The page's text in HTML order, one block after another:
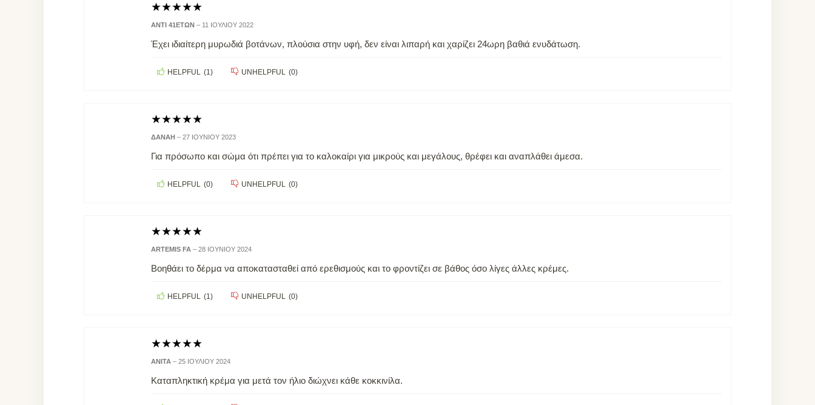
★★★★★
ANTI 41ΕΤΏΝ – 11 ΙΟΥΛΊΟΥ 2022
Έχει ιδιαίτερη μυρωδιά βοτάνων, πλούσια στην υφή, δεν είναι λιπαρή και χαρίζει 24ωρη βαθιά ενυδάτωση.
HELPFUL (1) UNHELPFUL (0)
★★★★★
ΔΑΝΆΗ – 27 ΙΟΥΝΊΟΥ 2023
Για πρόσωπο και σώμα ότι πρέπει για το καλοκαίρι για μικρούς και μεγάλους, θρέφει και αναπλάθει άμεσα.
HELPFUL (0) UNHELPFUL (0)
★★★★★
ARTEMIS FA – 28 ΙΟΥΝΊΟΥ 2024
Βοηθάει το δέρμα να αποκατασταθεί από ερεθισμούς και το φροντίζει σε βάθος όσο λίγες άλλες κρέμες.
HELPFUL (1) UNHELPFUL (0)
★★★★★
ΑΝΊΤΑ – 25 ΙΟΥΛΊΟΥ 2024
Καταπληκτική κρέμα για μετά τον ήλιο διώχνει κάθε κοκκινίλα.